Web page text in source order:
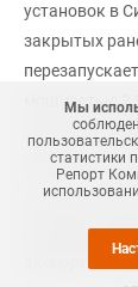
установок в
закрытых
мощностью
того, как
морозов,
Согласно
года
экспорта в
Мы
статистики
Репорт